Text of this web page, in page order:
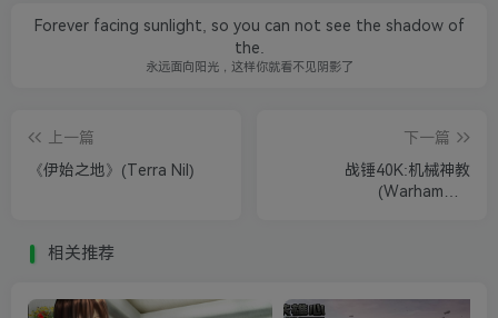
Forever facing sunlight, so you can not see the shadow of
the.
永远面向阳光，这样你就看不见阴影了
上一篇
《伊始之地》(Terra Nil)
下一篇
战锤40K:机械神教
(Warhammer
相关推荐